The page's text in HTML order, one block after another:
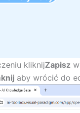
kliknijZapisz
aby wrócić do